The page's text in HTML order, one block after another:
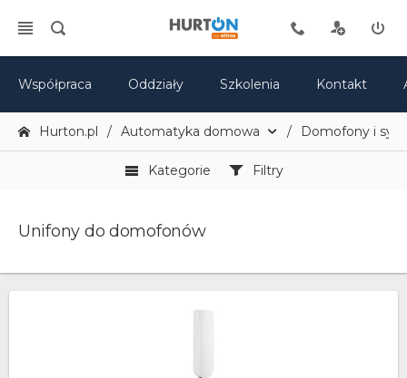
Współpraca Oddziały Szkolenia Kontakt
Hurton.pl Automatyka domowa Domofony i
Kategorie Filtry
Unifony do domofonów